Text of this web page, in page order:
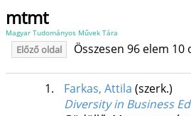
mtmt
Magyar Tudományos Művek Tára
Előző oldal Összesen 96 elem
1. Farkas, Attila (szerk.)
Diversity in Business